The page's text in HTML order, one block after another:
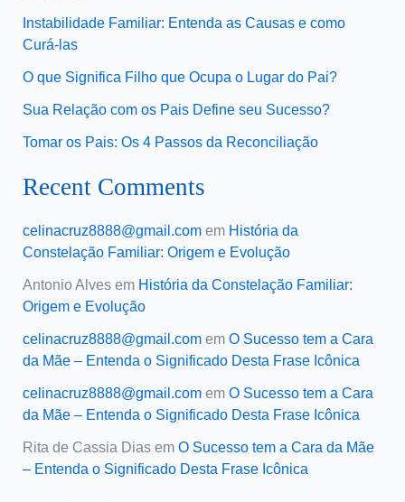
Instabilidade Familiar: Entenda as Causas e como
Curá-las
O que Significa Filho que Ocupa o Lugar do Pai?
Sua Relação com os Pais Define seu Sucesso?
Tomar os Pais: Os 4 Passos da Reconciliação
Recent Comments
celinacruz8888@gmail.comem História da
Constelação Familiar: Origem e Evolução
Antonio Alvesem História da Constelação Familiar:
Origem e Evolução
celinacruz8888@gmail.comem O Sucesso tem a Cara
da Mãe – Entenda o Significado Desta Frase Icônica
celinacruz8888@gmail.comem O Sucesso tem a Cara
da Mãe – Entenda o Significado Desta Frase Icônica
Rita de Cassia Diasem O Sucesso tem a Cara da Mãe
– Entenda o Significado Desta Frase Icônica